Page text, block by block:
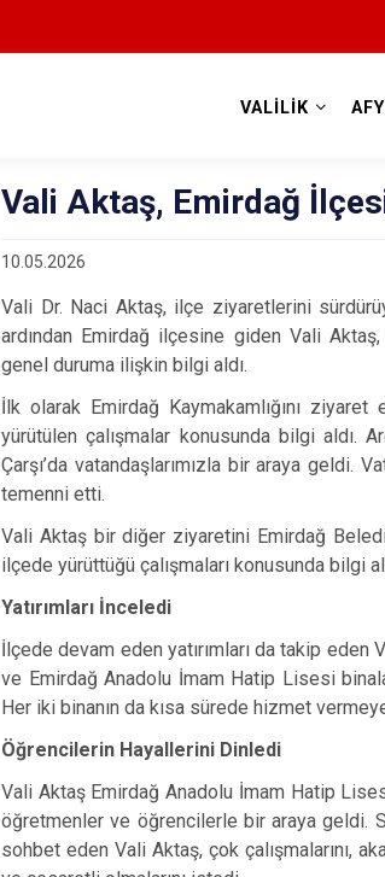
VALİLİK
Vali Aktaş, Emirdağ
10.05.2026
Vali Dr. Naci Aktaş, ilçe ziyaretlerini
ardından Emirdağ ilçesine giden Vali
genel duruma ilişkin bilgi aldı.
İlk olarak Emirdağ Kaymakamlığını
yürütülen çalışmalar konusunda bilgi aldı.
Çarşı’da vatandaşlarımızla bir araya geldi.
temenni etti.
Vali Aktaş bir diğer ziyaretini Emirdağ
ilçede yürüttüğü çalışmaları konusunda bilgi
Yatırımları İnceledi
İlçede devam eden yatırımları da takip eden
ve Emirdağ Anadolu İmam Hatip Lisesi
Her iki binanın da kısa sürede hizmet
Öğrencilerin Hayallerini Dinledi
Vali Aktaş Emirdağ Anadolu İmam Hatip
öğretmenler ve öğrencilerle bir araya geldi.
sohbet eden Vali Aktaş, çok çalışmalarını,